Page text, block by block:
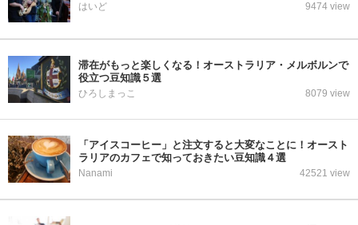
はいど 9474 view
滞在がもっと楽しくなる！オーストラリア・メルボルンで
役立つ豆知識５選
ひろしまっこ 8079 view
「アイスコーヒー」と注文すると大変なことに！オースト
ラリアのカフェで知っておきたい豆知識４選
Nanami 42521 view